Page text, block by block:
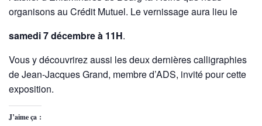
organisons au Crédit Mutuel. Le vernissage aura lieu le
samedi 7 décembre à 11H.
Vous y découvrirez aussi les deux dernières calligraphies
de Jean-Jacques Grand, membre d’ADS, invité pour cette
exposition.
J’aime ça :